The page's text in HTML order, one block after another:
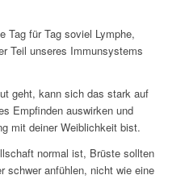
Tag für Tag soviel Lymphe,
Teil unseres Immunsystems
geht, kann sich das stark auf
Empfinden auswirken und
mit deiner Weiblichkeit bist.
normal ist, Brüste sollten
schwer anfühlen, nicht wie eine